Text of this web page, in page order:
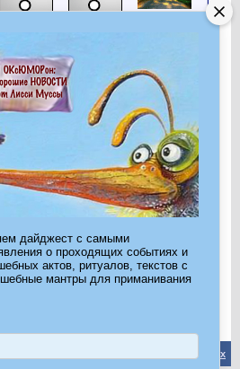
дайджест с самыми
о проходящих событиях и
актов, ритуалов, текстов с
мантры для приманивания
Летняя
ИРНИККО
МАЭСТРА
DolceVita
БОГАТАЯ
Все друзья
посетители
10 посетителя(ей) этой страницы:
ВолшебноКлубничная
27
Леди Сказочница МаринаПетрова
Павелвиноградов Славная Персия
Эта страница была посещена
Вверх